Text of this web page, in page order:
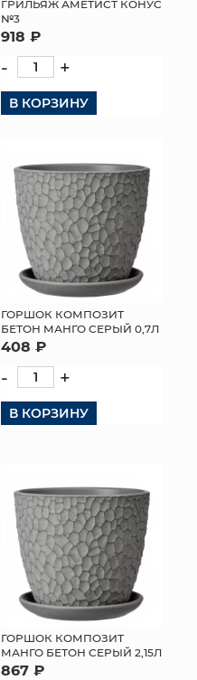
ГРИЛЬЯЖ АМЕТИСТ КОНУС
№3
918 ₽
- +
В КОРЗИНУ
ГОРШОК КОМПОЗИТ
БЕТОН МАНГО СЕРЫЙ 0,7Л
408 ₽
- +
В КОРЗИНУ
ГОРШОК КОМПОЗИТ
МАНГО БЕТОН СЕРЫЙ 2,15Л
867 ₽